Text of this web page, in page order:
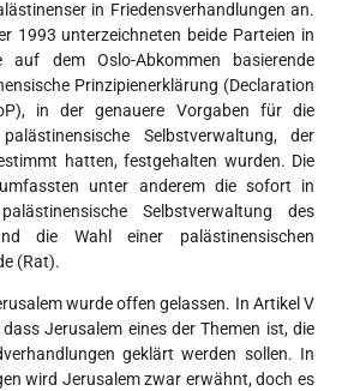
in Friedensverhandlungen an.
1993 unterzeichneten beide Parteien in
auf dem Oslo-Abkommen basierende
Prinzipienerklärung (Declaration
in der genauere Vorgaben für die
Selbstverwaltung, der
hatten, festgehalten wurden. Die
unter anderem die sofort in
Selbstverwaltung des
die Wahl einer palästinensischen
(Rat).
wurde offen gelassen. In Artikel V
Jerusalem eines der Themen ist, die
geklärt werden sollen. In
wird Jerusalem zwar erwähnt, doch es